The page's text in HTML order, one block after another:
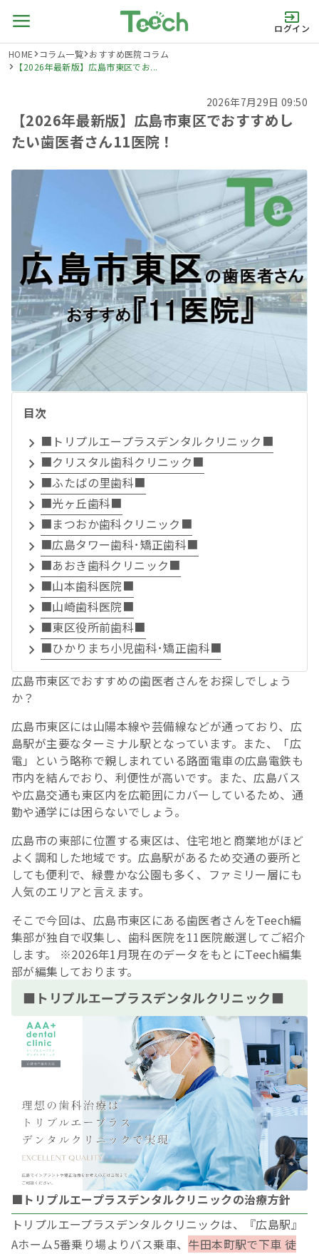
ログイン
HOME コラム一覧 おすすめ医院コラム
【2026年最新版】広島市東区でお...
2026年7月29日 09:50
【2026年最新版】広島市東区でおすすめし
たい歯医者さん11医院！
目次
■トリプルエープラスデンタルクリニック■
■クリスタル歯科クリニック■
■ふたばの里歯科■
■光ヶ丘歯科■
■まつおか歯科クリニック■
■広島タワー歯科･矯正歯科■
■あおき歯科クリニック■
■山本歯科医院■
■山崎歯科医院■
■東区役所前歯科■
■ひかりまち小児歯科･矯正歯科■
広島市東区でおすすめの歯医者さんをお探しでしょう
か？
広島市東区には山陽本線や芸備線などが通っており、広
島駅が主要なターミナル駅となっています。また、「広
電」という略称で親しまれている路面電車の広島電鉄も
市内を結んでおり、利便性が高いです。また、広島バス
や広島交通も東区内を広範囲にカバーしているため、通
勤や通学には困らないでしょう。
広島市の東部に位置する東区は、住宅地と商業地がほど
よく調和した地域です。広島駅があるため交通の要所と
しても便利で、緑豊かな公園も多く、ファミリー層にも
人気のエリアと言えます。
そこで今回は、広島市東区にある歯医者さんをTeech編
集部が独自で収集し、歯科医院を11医院厳選してご紹介
します。 ※2026年1月現在のデータをもとにTeech編集
部が編集しております。
■トリプルエープラスデンタルクリニック■
■トリプルエープラスデンタルクリニックの治療方針
トリプルエープラスデンタルクリニックは、『広島駅』
Aホーム5番乗り場よりバス乗車、 牛田本町駅で下車 徒